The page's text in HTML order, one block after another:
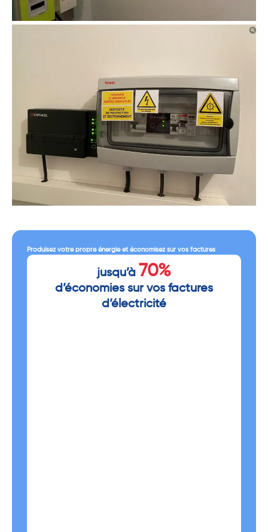
Produisez votre propre énergie et économisez sur vos factures
jusqu’à 70%
d’économies sur vos factures
d’électricité